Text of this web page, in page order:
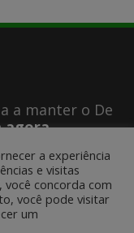
a manter o De
agora
a experiência
e visitas
você concorda com
você pode visitar
um